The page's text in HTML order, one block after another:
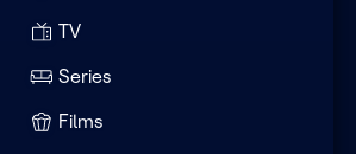
TV
Series
Films